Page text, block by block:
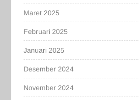
Maret 2025
Februari 2025
Januari 2025
Desember 2024
November 2024